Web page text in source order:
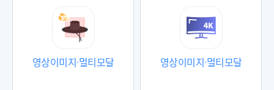
영상이미지·멀티모달 영상이미지·멀티모달